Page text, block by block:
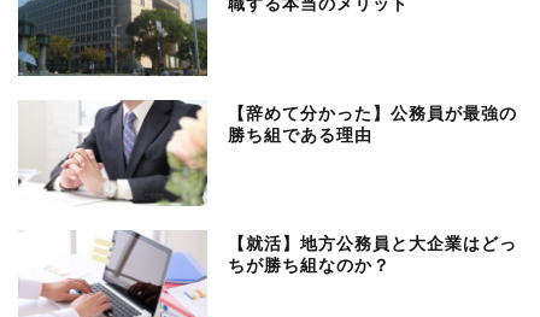
職する本当のメリット
【辞めて分かった】公務員が最強の
勝ち組である理由
【就活】地方公務員と大企業はどっ
ちが勝ち組なのか？